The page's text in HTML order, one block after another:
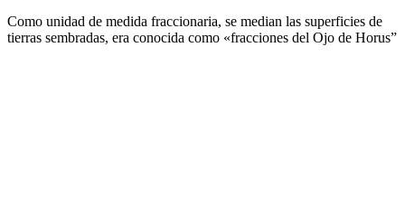
Como unidad de medida fraccionaria, se median las superficies de
tierras sembradas, era conocida como «fracciones del Ojo de Horus”